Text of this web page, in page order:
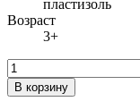
пластизоль
Возраст
3+
В корзину